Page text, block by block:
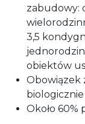
zabudowy:
3,5
obiektów
Obowiązek
Około